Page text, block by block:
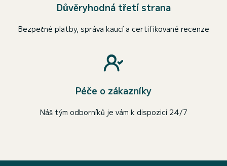
Důvěryhodná třetí strana
Bezpečné platby, správa kaucí a certifikované recenze
Péče o zákazníky
Náš tým odborníků je vám k dispozici 24/7